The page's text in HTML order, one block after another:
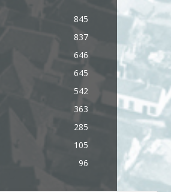
845
837
646
645
542
363
285
105
96